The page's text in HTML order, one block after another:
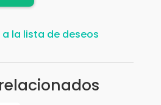
a la lista de deseos